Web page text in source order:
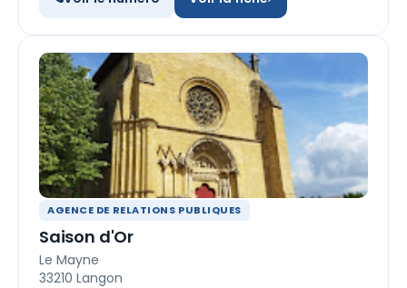
AGENCE DE RELATIONS PUBLIQUES
Saison d'Or
Le Mayne
33210 Langon